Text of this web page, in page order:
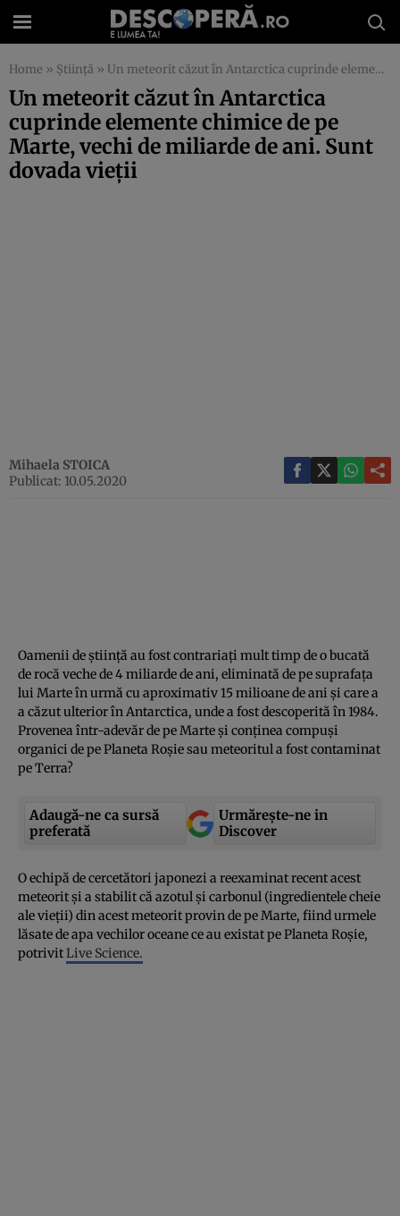
Home » Știință » Un meteorit căzut în Antarctica cuprinde elemente chimice de pe Marte, vechi de miliarde de ani. Sunt dovada vieţii
Un meteorit căzut în Antarctica
cuprinde elemente chimice de pe
Marte, vechi de miliarde de ani. Sunt
dovada vieţii
Mihaela STOICA
Publicat: 10.05.2020
Oamenii de ştiinţă au fost contrariaţi mult timp de o bucată
de rocă veche de 4 miliarde de ani, eliminată de pe suprafaţa
lui Marte în urmă cu aproximativ 15 milioane de ani şi care a
a căzut ulterior în Antarctica, unde a fost descoperită în 1984.
Provenea într-adevăr de pe Marte şi conţinea compuşi
organici de pe Planeta Roşie sau meteoritul a fost contaminat
pe Terra?
Adaugă-ne ca sursă
preferată
Urmărește-ne in
Discover
O echipă de cercetători japonezi a reexaminat recent acest
meteorit şi a stabilit că azotul şi carbonul (ingredientele cheie
ale vieţii) din acest meteorit provin de pe Marte, fiind urmele
lăsate de apa vechilor oceane ce au existat pe Planeta Roşie,
potrivitLive Science.